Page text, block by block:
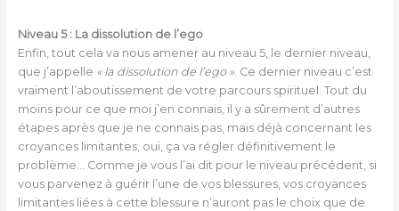
Niveau 5 : La dissolution de l’ego
Enfin, tout cela va nous amener au niveau 5, le dernier niveau,
que j’appelle « la dissolution de l’ego ». Ce dernier niveau c’est
vraiment l’aboutissement de votre parcours spirituel. Tout du
moins pour ce que moi j’en connais, il y a sûrement d’autres
étapes après que je ne connais pas, mais déjà concernant les
croyances limitantes, oui, ça va régler définitivement le
problème… Comme je vous l’ai dit pour le niveau précédent, si
vous parvenez à guérir l’une de vos blessures, vos croyances
limitantes liées à cette blessure n’auront pas le choix que de